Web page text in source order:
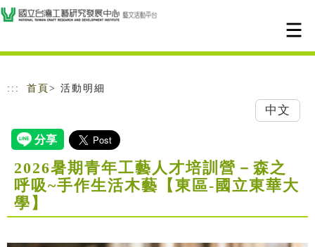
跳到主要內容
網站導覽
::: 首頁 > 活動明細
中文
2026暑期青年工藝人才培訓營－森之
呼吸~手作生活木藝【東區-國立東華大
學】